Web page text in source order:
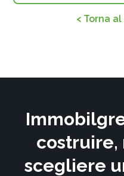
< Torna
costruire,
scegliere